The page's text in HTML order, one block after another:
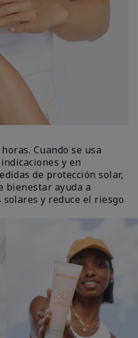
Cuando se usa
y en
de protección solar,
bienestar ayuda a
y reduce el riesgo